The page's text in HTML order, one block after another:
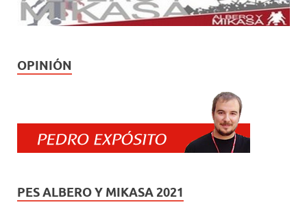
OPINIÓN
PES ALBERO Y MIKASA 2021